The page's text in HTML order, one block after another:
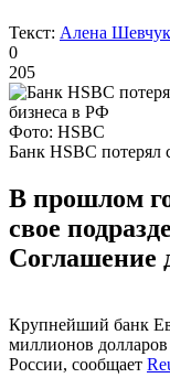
Текст: Алена Шевчук
0
205
Фото: HSBC
Банк HSBC потерял
В прошлом
свое
Соглашение
Крупнейший банк
миллионов
России, сообщает